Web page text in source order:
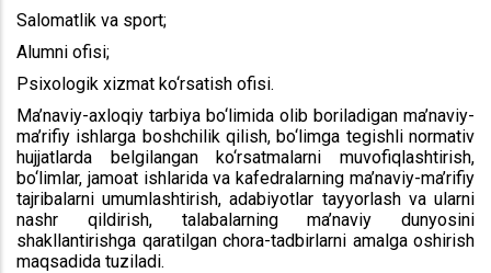
Salomatlik va sport;
Alumni ofisi;
Psixologik xizmat ko‘rsatish ofisi.
Ma’naviy-axloqiy tarbiya bo‘limida olib boriladigan ma’naviy-
ma’rifiy ishlarga boshchilik qilish, bo‘limga tegishli normativ
hujjatlarda belgilangan ko‘rsatmalarni muvofiqlashtirish,
bo‘limlar, jamoat ishlarida va kafedralarning ma’naviy-ma’rifiy
tajribalarni umumlashtirish, adabiyotlar tayyorlash va ularni
nashr qildirish, talabalarning ma’naviy dunyosini
shakllantirishga qaratilgan chora-tadbirlarni amalga oshirish
maqsadida tuziladi.